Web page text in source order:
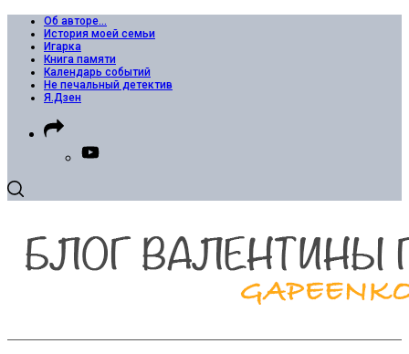
Об авторе…
История моей семьи
Игарка
Книга памяти
Календарь событий
Не печальный детектив
Я.Дзен